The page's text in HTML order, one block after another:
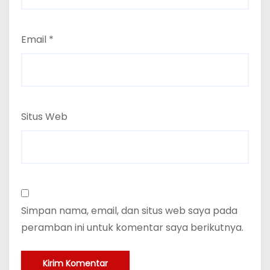
Email *
Situs Web
Simpan nama, email, dan situs web saya pada
peramban ini untuk komentar saya berikutnya.